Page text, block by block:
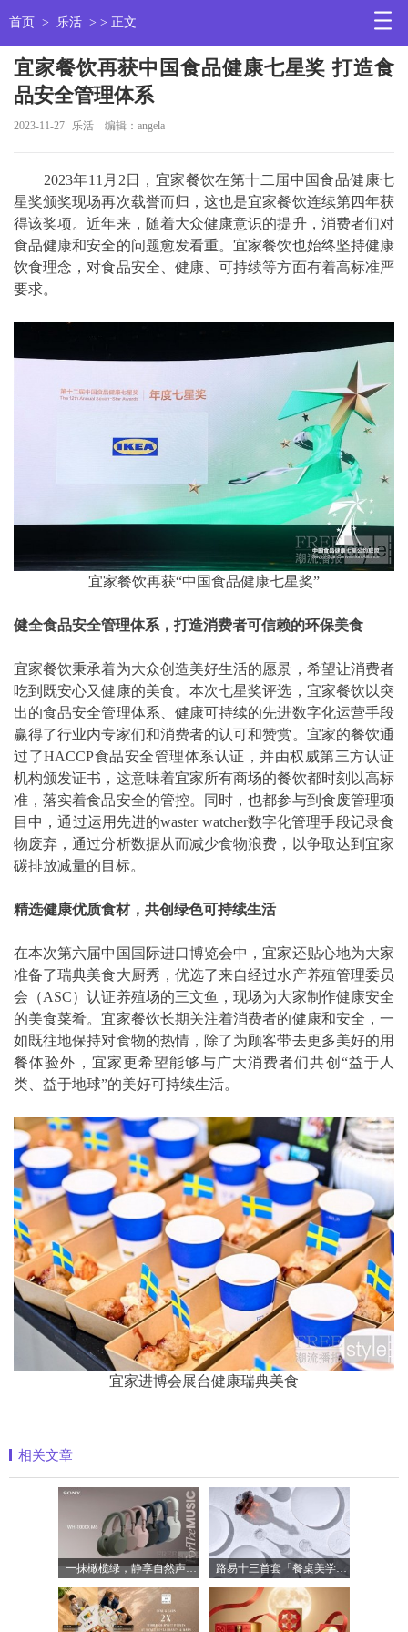
首页 > 乐活 > > 正文
宜家餐饮再获中国食品健康七星奖 打造食
品安全管理体系
2023-11-27 乐活 编辑：angela
2023年11月2日，宜家餐饮在第十二届中国食品健康七
星奖颁奖现场再次载誉而归，这也是宜家餐饮连续第四年获
得该奖项。近年来，随着大众健康意识的提升，消费者们对
食品健康和安全的问题愈发看重。宜家餐饮也始终坚持健康
饮食理念，对食品安全、健康、可持续等方面有着高标准严
要求。
宜家餐饮再获“中国食品健康七星奖”
健全食品安全管理体系，打造消费者可信赖的环保美食
宜家餐饮秉承着为大众创造美好生活的愿景，希望让消费者
吃到既安心又健康的美食。本次七星奖评选，宜家餐饮以突
出的食品安全管理体系、健康可持续的先进数字化运营手段
赢得了行业内专家们和消费者的认可和赞赏。宜家的餐饮通
过了HACCP食品安全管理体系认证，并由权威第三方认证
机构颁发证书，这意味着宜家所有商场的餐饮都时刻以高标
准，落实着食品安全的管控。同时，也都参与到食废管理项
目中，通过运用先进的waster watcher数字化管理手段记录食
物废弃，通过分析数据从而减少食物浪费，以争取达到宜家
碳排放减量的目标。
精选健康优质食材，共创绿色可持续生活
在本次第六届中国国际进口博览会中，宜家还贴心地为大家
准备了瑞典美食大厨秀，优选了来自经过水产养殖管理委员
会（ASC）认证养殖场的三文鱼，现场为大家制作健康安全
的美食菜肴。宜家餐饮长期关注着消费者的健康和安全，一
如既往地保持对食物的热情，除了为顾客带去更多美好的用
餐体验外，宜家更希望能够与广大消费者们共创“益于人
类、益于地球”的美好可持续生活。
宜家进博会展台健康瑞典美食
相关文章
一抹橄榄绿，静享自然声 索尼WH-1000XM6橄 路易十三首套「餐桌美学」系列正式揭晓